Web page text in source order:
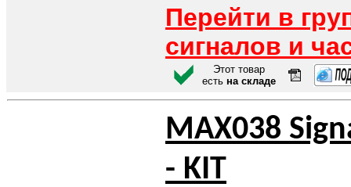
Перейти в
сигналов и
Этот товар
есть на складе
MAX038
- KIT